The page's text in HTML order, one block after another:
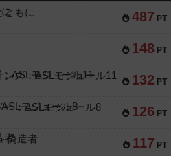
487 PT
ともに
148 PT
132 PT
ズ：ASLモジュール11
126 PT
ー：ASLモジュール8
117 PT
偽造者